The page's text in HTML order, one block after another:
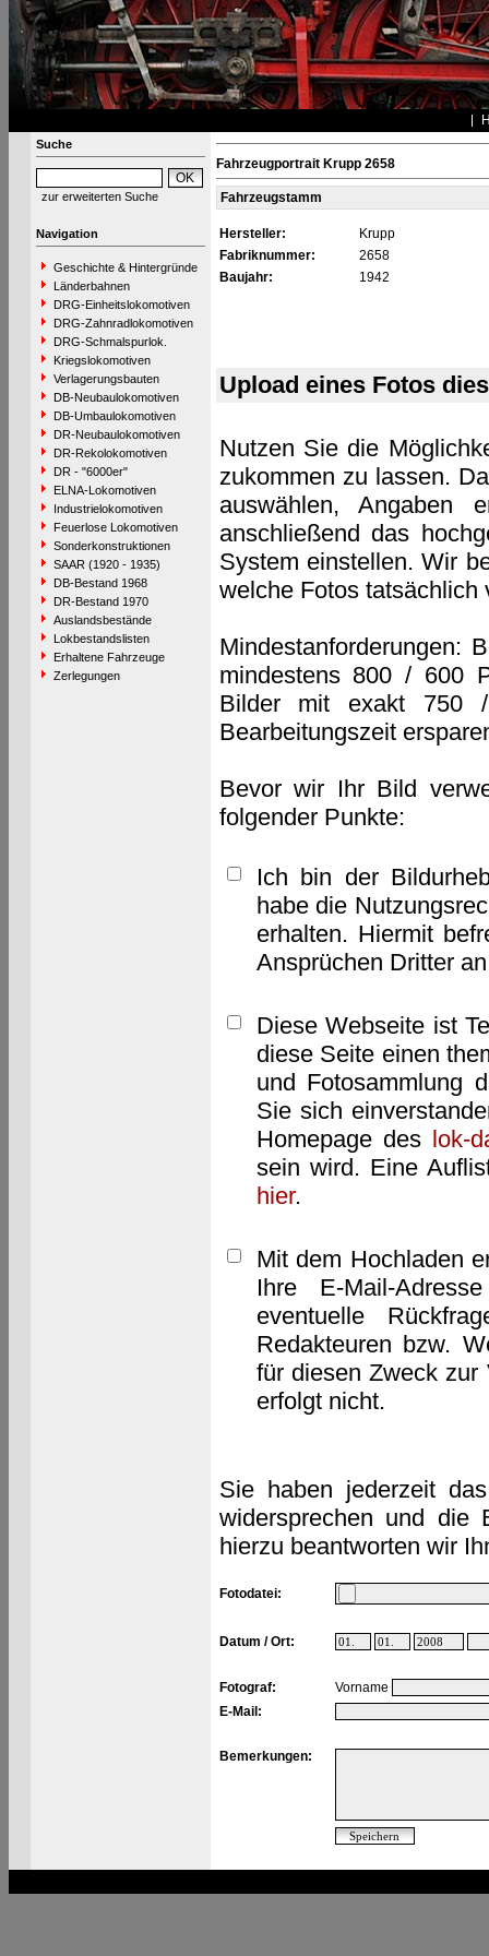
Suche
zur erweiterten Suche
Navigation
Geschichte & Hintergründe
Länderbahnen
DRG-Einheitslokomotiven
DRG-Zahnradlokomotiven
DRG-Schmalspurlok.
Kriegslokomotiven
Verlagerungsbauten
DB-Neubaulokomotiven
DB-Umbaulokomotiven
DR-Neubaulokomotiven
DR-Rekolokomotiven
DR - "6000er"
ELNA-Lokomotiven
Industrielokomotiven
Feuerlose Lokomotiven
Sonderkonstruktionen
SAAR (1920 - 1935)
DB-Bestand 1968
DR-Bestand 1970
Auslandsbestände
Lokbestandslisten
Erhaltene Fahrzeuge
Zerlegungen
Fahrzeugportrait Krupp 2658
Fahrzeugstamm
Hersteller:
Krupp
Fabriknummer:
2658
Baujahr:
1942
Upload eines Fotos
Nutzen Sie die
zukommen zu lassen.
auswählen, Angaben
anschließend das
System einstellen. Wir
welche Fotos tatsächlich
Mindestanforderungen:
mindestens 800 / 600
Bilder mit exakt 750
Bearbeitungszeit
Bevor wir Ihr Bild
folgender Punkte:
Ich bin der
habe die
erhalten. Hiermit
Ansprüchen Dritter
Diese Webseite ist
diese Seite einen
und Fotosammlung
Sie sich
Homepage des lok-
sein wird. Eine
hier.
Mit dem Hochladen
Ihre E-Mail-
eventuelle
Redakteuren bzw.
für diesen Zweck zur
erfolgt nicht.
Sie haben jederzeit
widersprechen und die
hierzu beantworten wir
Fotodatei:
Datum / Ort:
Fotograf:
Vorname
E-Mail:
Bemerkungen: